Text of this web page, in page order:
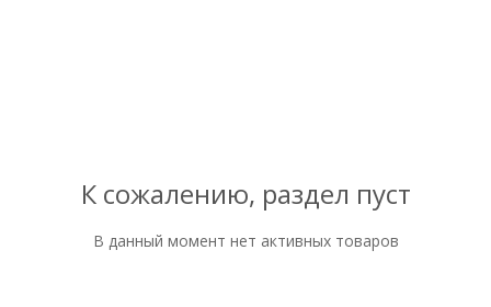
К сожалению, раздел пуст
В данный момент нет активных товаров